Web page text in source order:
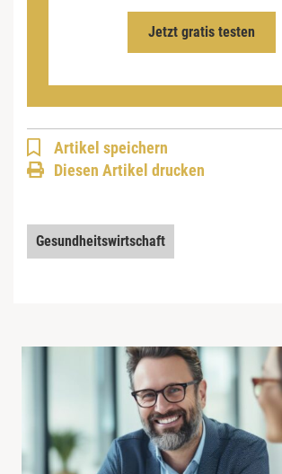
Jetzt gratis testen
Artikel speichern
Diesen Artikel drucken
Gesundheitswirtschaft